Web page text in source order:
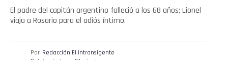
El padre del capitán argentino falleció a los 68 años; Lionel
viaja a Rosario para el adiós íntimo.
Por Redacción El intransigente